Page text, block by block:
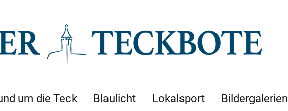
um die Teck Blaulicht Lokalsport Bildergalerien